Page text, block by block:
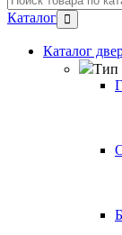
Каталог
Каталог
Тип